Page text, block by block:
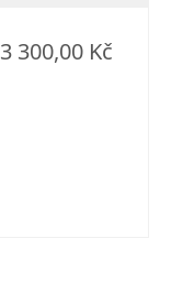
3 300,00 Kč